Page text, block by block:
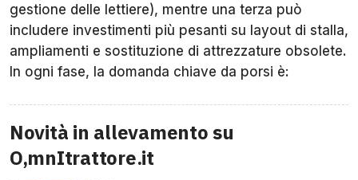
gestione delle lettiere), mentre una terza può
includere investimenti più pesanti su layout di stalla,
ampliamenti e sostituzione di attrezzature obsolete.
In ogni fase, la domanda chiave da porsi è:
Novità in allevamento su
O,mnItrattore.it